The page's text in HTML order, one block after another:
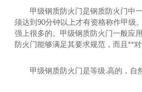
陕西钢木质防火门
甲级钢质防火门是钢质防火门中
须达到90分钟以上才有资格称作甲级
强上很多的。甲级钢质防火门一般应
防火门能够满足其要求规范，而且**
甲级钢质防火门是等级.高的，自